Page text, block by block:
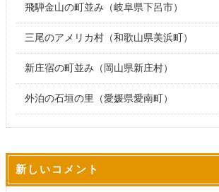
飛騨金山の町並み（岐阜県下呂市）
三尾のアメリカ村（和歌山県美浜町）
新庄宿の町並み（岡山県新庄村）
外泊の石垣の里（愛媛県愛南町）
新しいコメント